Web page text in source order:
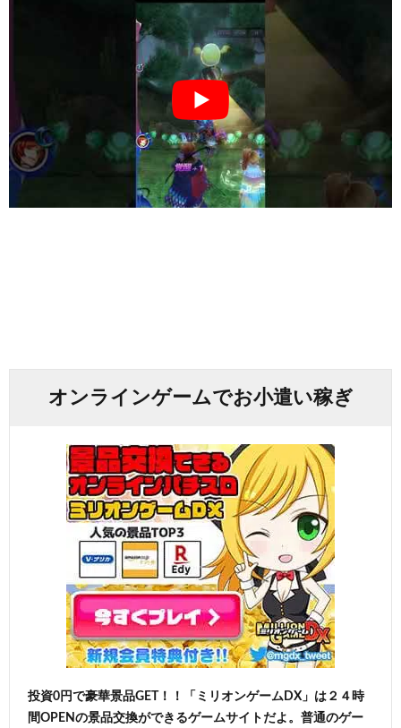
オンラインゲームでお小遣い稼ぎ
投資0円で豪華景品GET！！「ミリオンゲームDX」は２４時
間OPENの景品交換ができるゲームサイトだよ。普通のゲー